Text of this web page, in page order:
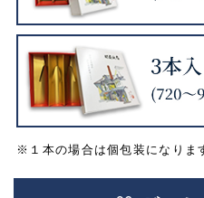
※１本の場合は個包装になりま